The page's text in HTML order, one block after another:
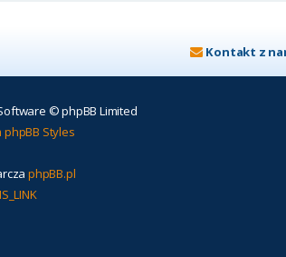
Kontakt z
© phpBB Limited
phpBB Styles
phpBB.pl